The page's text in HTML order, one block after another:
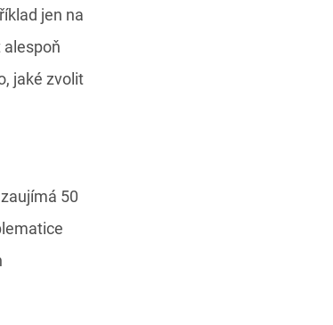
jen na
alespoň
jaké zvolit
50